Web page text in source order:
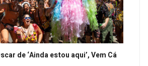
de ‘Ainda estou aqui’, Vem Cá